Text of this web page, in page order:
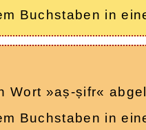
Buchstaben in
Wort »aṣ-ṣifr«
Buchstaben in